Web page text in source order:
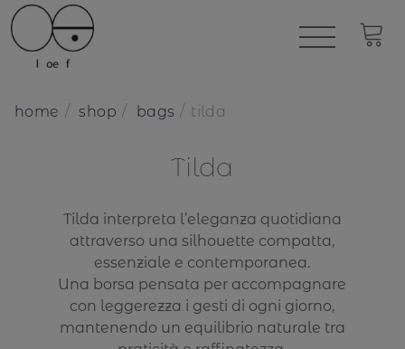
home shop bags tilda
Tilda
Tilda interpreta l’eleganza quotidiana
attraverso una silhouette compatta,
essenziale e contemporanea.
Una borsa pensata per accompagnare
con leggerezza i gesti di ogni giorno,
mantenendo un equilibrio naturale tra